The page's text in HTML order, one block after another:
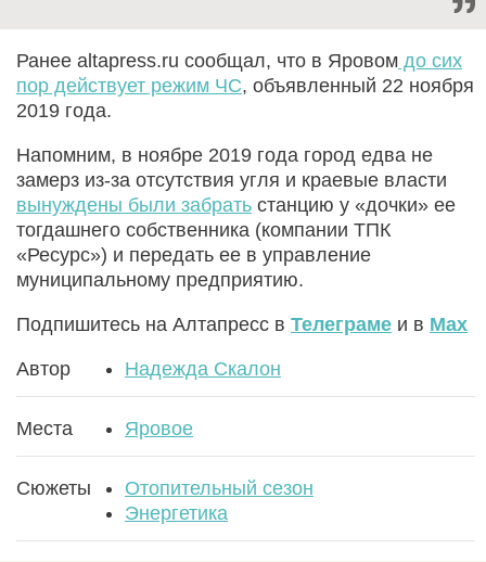
Ранее altapress.ru сообщал, что в Яровом до сих
пор действует режим ЧС, объявленный 22 ноября
2019 года.
Напомним, в ноябре 2019 года город едва не
замерз из-за отсутствия угля и краевые власти
вынуждены были забрать станцию у «дочки» ее
тогдашнего собственника (компании ТПК
«Ресурс») и передать ее в управление
муниципальному предприятию.
Подпишитесь на Алтапресс в Телеграме и в Max
Автор Надежда Скалон
Места Яровое
Сюжеты
Отопительный сезон
Энергетика